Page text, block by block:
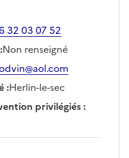
32 03 07 52
:Non renseigné
:Herlin-le-sec
privilégiés: